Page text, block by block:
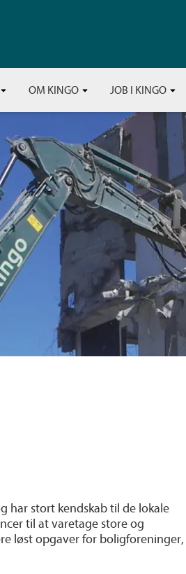
OM KINGO JOB I KINGO
har stort kendskab til de lokale
til at varetage store og
løst opgaver for boligforeninger,